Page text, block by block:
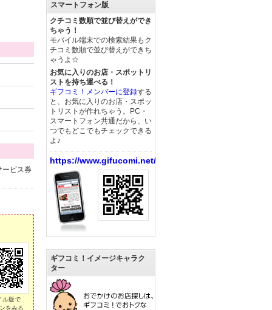
ービス券
ル版で
をみる
スマートフォン版
クチコミ数順で並び替えができ
ちゃう！
モバイル端末での検索結果もク
チコミ数順で並び替えができち
ゃうよ☆
お気に入りのお店・スポットリ
ストを持ち運べる！
ギフコミ！メンバーに登録する
と、お気に入りのお店・スポッ
トリストが作れちゃう。PC・
スマートフォン共通だから、い
つでもどこでもチェックできる
よ♪
https://www.gifucomi.net/
ギフコミ！イメージキャラク
ター